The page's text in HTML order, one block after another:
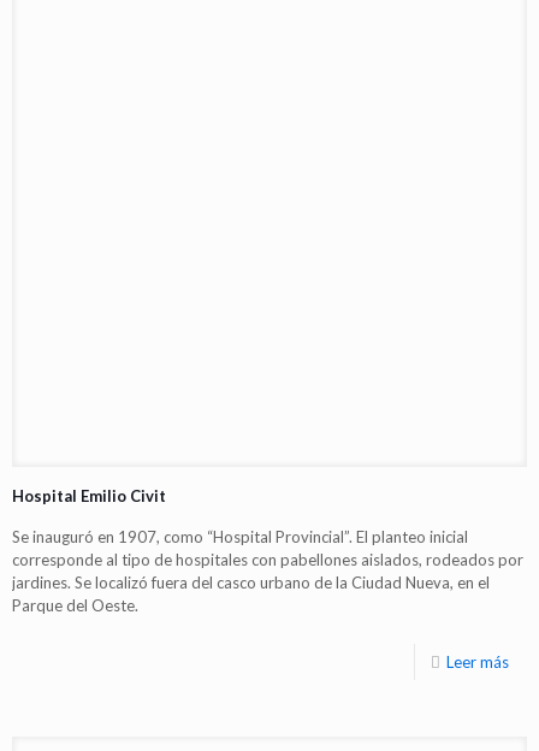
Hospital Emilio Civit
Se inauguró en 1907, como “Hospital Provincial”. El planteo inicial
corresponde al tipo de hospitales con pabellones aislados, rodeados por
jardines. Se localizó fuera del casco urbano de la Ciudad Nueva, en el
Parque del Oeste.
Leer más